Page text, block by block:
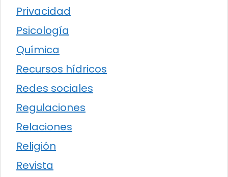
Privacidad
Psicología
Química
Recursos hídricos
Redes sociales
Regulaciones
Relaciones
Religión
Revista